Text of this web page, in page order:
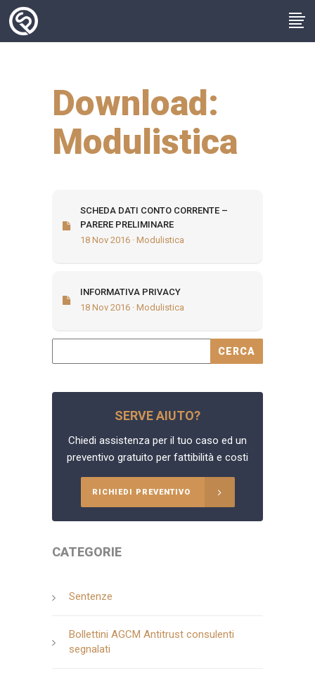
Download:
Modulistica
SCHEDA DATI CONTO CORRENTE –
PARERE PRELIMINARE
18 Nov 2016 · Modulistica
INFORMATIVA PRIVACY
18 Nov 2016 · Modulistica
SERVE AIUTO?
Chiedi assistenza per il tuo caso ed un
preventivo gratuito per fattibilità e costi
RICHIEDI PREVENTIVO
CATEGORIE
Sentenze
Bollettini AGCM Antitrust consulenti
segnalati